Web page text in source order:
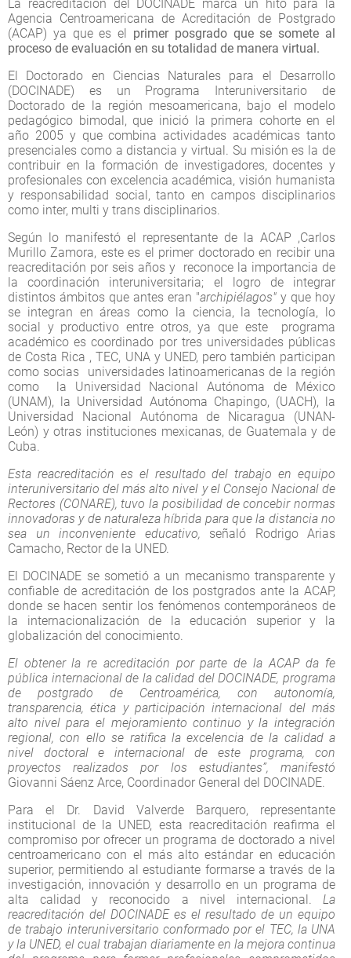
La reacreditación del DOCINADE marca un hito para la
Agencia Centroamericana de Acreditación de Postgrado
(ACAP) ya que es el primer posgrado que se somete al
proceso de evaluación en su totalidad de manera virtual.
El Doctorado en Ciencias Naturales para el Desarrollo
(DOCINADE) es un Programa Interuniversitario de
Doctorado de la región mesoamericana, bajo el modelo
pedagógico bimodal, que inició la primera cohorte en el
año 2005 y que combina actividades académicas tanto
presenciales como a distancia y virtual. Su misión es la de
contribuir en la formación de investigadores, docentes y
profesionales con excelencia académica, visión humanista
y responsabilidad social, tanto en campos disciplinarios
como inter, multi y trans disciplinarios.
Según lo manifestó el representante de la ACAP ,Carlos
Murillo Zamora, este es el primer doctorado en recibir una
reacreditación por seis años y reconoce la importancia de
la coordinación interuniversitaria; el logro de integrar
distintos ámbitos que antes eran "archipiélagos" y que hoy
se integran en áreas como la ciencia, la tecnología, lo
social y productivo entre otros, ya que este programa
académico es coordinado por tres universidades públicas
de Costa Rica , TEC, UNA y UNED, pero también participan
como socias universidades latinoamericanas de la región
como la Universidad Nacional Autónoma de México
(UNAM), la Universidad Autónoma Chapingo, (UACH), la
Universidad Nacional Autónoma de Nicaragua (UNAN-
León) y otras instituciones mexicanas, de Guatemala y de
Cuba.
Esta reacreditación es el resultado del trabajo en equipo
interuniversitario del más alto nivel y el Consejo Nacional de
Rectores (CONARE), tuvo la posibilidad de concebir normas
innovadoras y de naturaleza híbrida para que la distancia no
sea un inconveniente educativo, señaló Rodrigo Arias
Camacho, Rector de la UNED.
El DOCINADE se sometió a un mecanismo transparente y
confiable de acreditación de los postgrados ante la ACAP,
donde se hacen sentir los fenómenos contemporáneos de
la internacionalización de la educación superior y la
globalización del conocimiento.
El obtener la re acreditación por parte de la ACAP da fe
pública internacional de la calidad del DOCINADE, programa
de postgrado de Centroamérica, con autonomía,
transparencia, ética y participación internacional del más
alto nivel para el mejoramiento continuo y la integración
regional, con ello se ratifica la excelencia de la calidad a
nivel doctoral e internacional de este programa, con
proyectos realizados por los estudiantes”, manifestó
Giovanni Sáenz Arce, Coordinador General del DOCINADE.
Para el Dr. David Valverde Barquero, representante
institucional de la UNED, esta reacreditación reafirma el
compromiso por ofrecer un programa de doctorado a nivel
centroamericano con el más alto estándar en educación
superior, permitiendo al estudiante formarse a través de la
investigación, innovación y desarrollo en un programa de
alta calidad y reconocido a nivel internacional. La
reacreditación del DOCINADE es el resultado de un equipo
de trabajo interuniversitario conformado por el TEC, la UNA
y la UNED, el cual trabajan diariamente en la mejora continua